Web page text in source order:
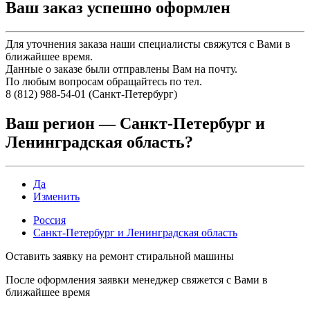
Ваш заказ успешно оформлен
Для уточнения заказа наши специалисты свяжутся с Вами в
ближайшее время.
Данные о заказе были отправлены Вам на почту.
По любым вопросам обращайтесь по тел.
8 (812) 988-54-01 (Санкт-Петербург)
Ваш регион — Санкт-Петербург и
Ленинградская область?
Да
Изменить
Россия
Санкт-Петербург и Ленинградская область
Оставить заявку на ремонт стиральной машины
После оформления заявки менеджер свяжется с Вами в
ближайшее время